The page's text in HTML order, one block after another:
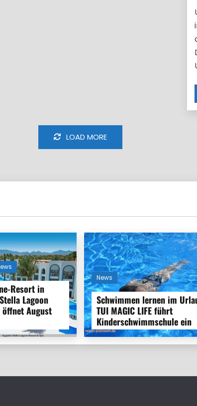
LOAD MORE
Resort in
Lagoon
öffnet August
News
Schwimmen lernen im
TUI MAGIC LIFE führt
Kinderschwimmschule ein